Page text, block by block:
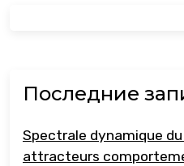
Последние
Spectrale dynamique
attracteurs